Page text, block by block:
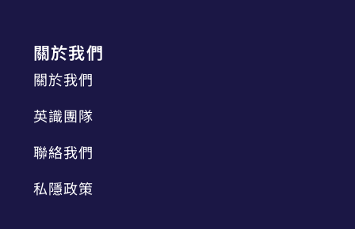
關於我們
關於我們
英識團隊
聯絡我們
私隱政策